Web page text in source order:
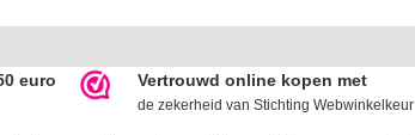
euro Vertrouwd online kopen met
de zekerheid van Stichting Webwinkelkeur